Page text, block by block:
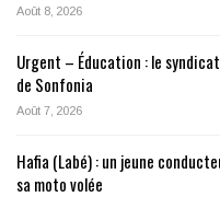
Août 8, 2026
Urgent – Éducation : le
de Sonfonia
Août 7, 2026
Hafia (Labé) : un jeune
sa moto volée